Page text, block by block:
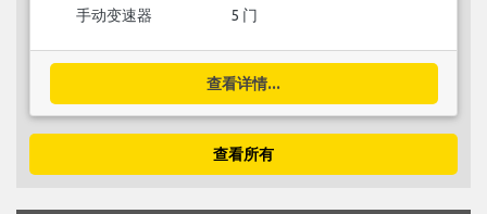
手动变速器 5 门
查看详情...
查看所有